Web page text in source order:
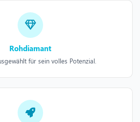
Rohdiamant
für sein volles Potenzial.